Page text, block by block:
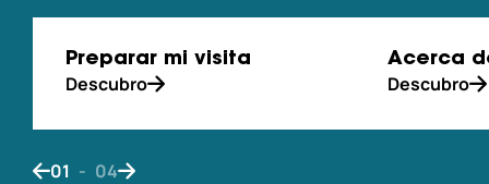
Preparar mi visita
Descubro
Acerca
Descubro
Bouton de navigation précédent
01 - 04Bouton de navigation suivant